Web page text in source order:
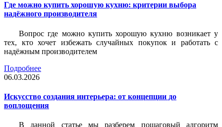
Где можно купить хорошую кухню: критерии выбора
надёжного производителя
Вопрос где можно купить хорошую кухню возникает у
тех, кто хочет избежать случайных покупок и работать с
надёжным производителем
Подробнее
06.03.2026
Искусство создания интерьера: от концепции до
воплощения
В данной статье мы разберем пошаговый алгоритм